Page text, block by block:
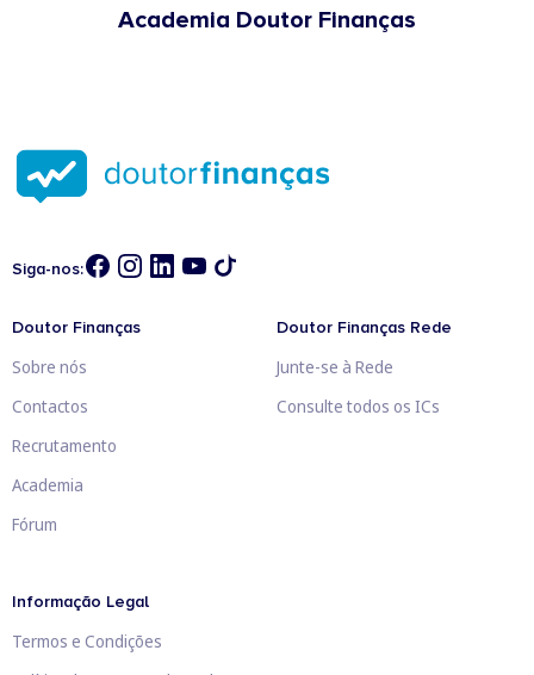
Academia Doutor Finanças
Siga-nos:
Doutor Finanças
Sobre nós
Contactos
Recrutamento
Academia
Fórum
Doutor Finanças Rede
Junte-se à Rede
Consulte todos os ICs
Informação Legal
Termos e Condições